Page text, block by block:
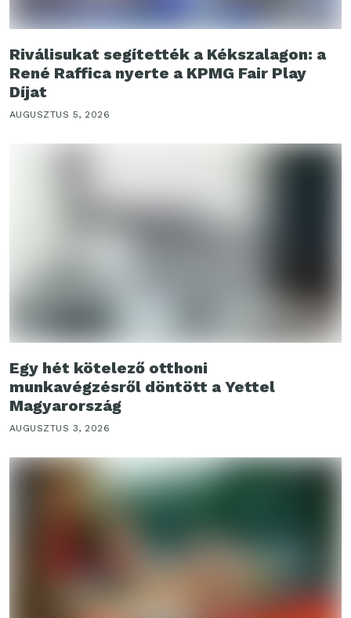
Riválisukat segítették a Kékszalagon: a
René Raffica nyerte a KPMG Fair Play
Díjat
AUGUSZTUS 5, 2026
Egy hét kötelező otthoni
munkavégzésről döntött a Yettel
Magyarország
AUGUSZTUS 3, 2026